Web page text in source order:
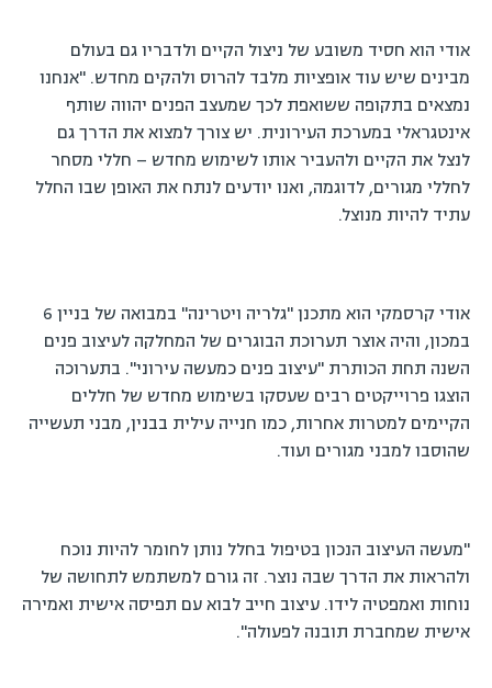
אודי הוא חסיד משובע של ניצול הקיים ולדבריו גם בעולם
מבינים שיש עוד אופציות מלבד להרוס ולהקים מחדש. "אנחנו
נמצאים בתקופה ששואפת לכך שמעצב הפנים יהווה שותף
אינטגראלי במערכת העירונית. יש צורך למצוא את הדרך גם
לנצל את הקיים ולהעביר אותו לשימוש מחדש – חללי מסחר
לחללי מגורים, לדוגמה, ואנו יודעים לנתח את האופן שבו החלל
עתיד להיות מנוצל.
אודי קרסמקי הוא מתכנן "גלריה ויטרינה" במבואה של בניין 6
במכון, והיה אוצר תערוכת הבוגרים של המחלקה לעיצוב פנים
השנה תחת הכותרת "עיצוב פנים כמעשה עירוני". בתערוכה
הוצגו פרוייקטים רבים שעסקו בשימוש מחדש של חללים
הקיימים למטרות אחרות, כמו חנייה עילית בבנין, מבני תעשייה
שהוסבו למבני מגורים ועוד.
"מעשה העיצוב הנכון בטיפול בחלל נותן לחומר להיות נוכח
ולהראות את הדרך שבה נוצר. זה גורם למשתמש לתחושה של
נוחות ואמפטיה לידו. עיצוב חייב לבוא עם תפיסה אישית ואמירה
אישית שמחברת תובנה לפעולה".